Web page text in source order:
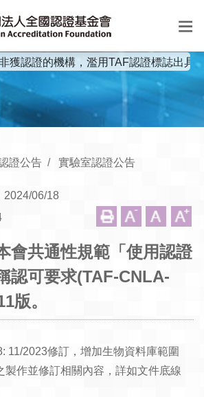
選
獲認證的機構，濫用TAF認證標誌出具
證公告 實驗室認證公告
2024/06/18
會共通性規範「使用認證
認可要求(TAF-CNLA-
版。
11/2023修訂，增加生物資料庫範圍
製作並修訂相關內容，詳如文件底線